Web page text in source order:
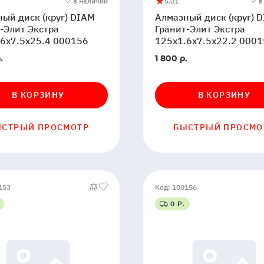
диск (круг) DIAM
Элит Экстра
000156
В КОРЗИНУ
ПРОСМОТР
Алмазный
диск
(круг)
DIAM
Гранит-
Экстра
125x1.6x7.5x22.2
000154
51
Алмазный диск (круг)
Гранит-Элит Экстра
125x1.6x7.5x22.2
В
1 800 р.
В КОРЗИНУ
БЫСТРЫЙ
Код: 100156
0 Р.